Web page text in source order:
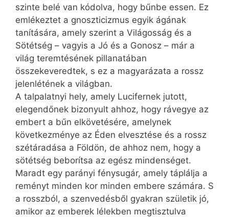
szinte belé van kódolva, hogy bűnbe essen. Ez
emlékeztet a gnoszticizmus egyik ágának
tanítására, amely szerint a Világosság és a
Sötétség – vagyis a Jó és a Gonosz – már a
világ teremtésének pillanatában
összekeveredtek, s ez a magyarázata a rossz
jelenlétének a világban.
A talpalatnyi hely, amely Lucifernek jutott,
elegendőnek bizonyult ahhoz, hogy rávegye az
embert a bűn elkövetésére, amelynek
következménye az Éden elvesztése és a rossz
szétáradása a Földön, de ahhoz nem, hogy a
sötétség beborítsa az egész mindenséget.
Maradt egy parányi fénysugár, amely táplálja a
reményt minden kor minden embere számára. S
a rosszból, a szenvedésből gyakran születik jó,
amikor az emberek lélekben megtisztulva